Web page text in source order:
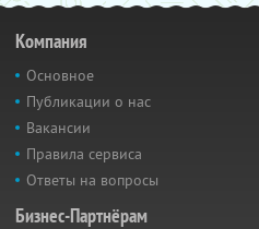
Компания
Основное
Публикации о нас
Вакансии
Правила сервиса
Ответы на вопросы
Бизнес-Партнёрам